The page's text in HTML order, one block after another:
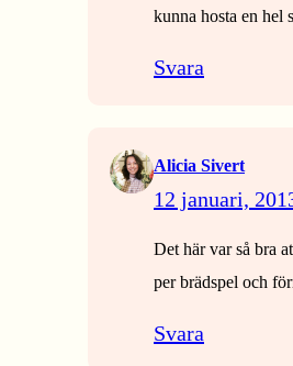
kunna hosta en hel
Svara
Alicia Sivert
12 januari,
Det här var så bra
per brädspel och
Svara